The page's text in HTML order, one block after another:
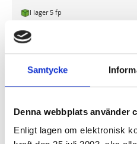
Samtycke
Denna webbplats använder
Enligt lagen om elektronisk
I lager 5 fp
-
1 347,68 kr/st